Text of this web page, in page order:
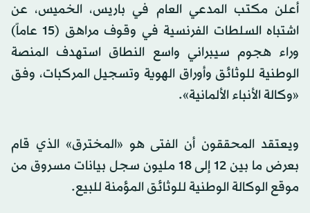
أعلن مكتب المدعي العام في باريس، الخميس، عن
اشتباه السلطات الفرنسية في وقوف مراهق (15 عاماً)
وراء هجوم سيبراني واسع النطاق استهدف المنصة
الوطنية للوثائق وأوراق الهوية وتسجيل المركبات، وفق
«وكالة الأنباء الألمانية».
ويعتقد المحققون أن الفتى هو «المخترق» الذي قام
بعرض ما بين 12 إلى 18 مليون سجل بيانات مسروق من
موقع الوكالة الوطنية للوثائق المؤمنة للبيع.